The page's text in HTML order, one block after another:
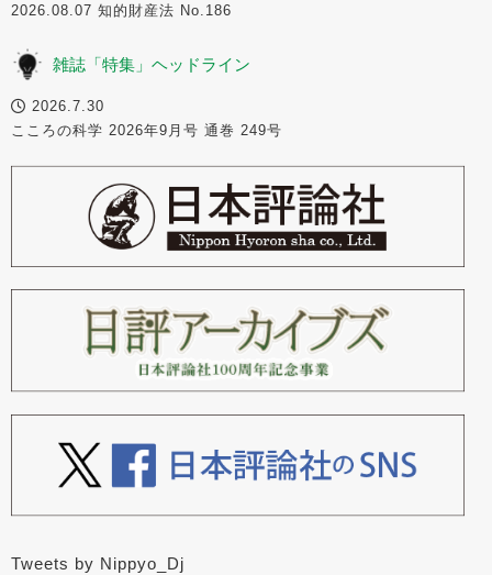
2026.08.07 知的財産法 No.186
雑誌「特集」ヘッドライン
2026.7.30
こころの科学 2026年9月号 通巻 249号
Tweets by Nippyo_Dj